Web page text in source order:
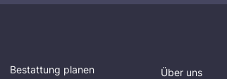
Bestattung planen
Über uns